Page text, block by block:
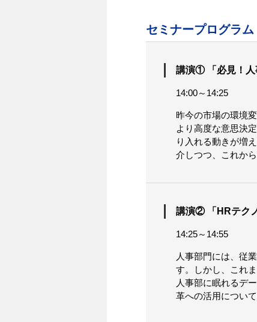
セミナープログラム
講演① 「必見！人
14:00～14:25
昨今の市場の環境
より高度な意思決
り入れる動きが増
介しつつ、これか
講演② 「HRテク
14:25～14:55
人事部門には、従
す。しかし、これ
人事部に眠れるデ
革への活用につい